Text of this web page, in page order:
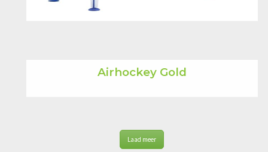
Airhockey Gold
Laad meer